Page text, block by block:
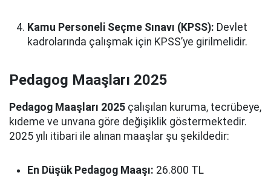
Kamu Personeli Seçme Sınavı (KPSS): Devlet
kadrolarında çalışmak için KPSS’ye girilmelidir.
Pedagog Maaşları 2025
Pedagog Maaşları 2025 çalışılan kuruma, tecrübeye,
kıdeme ve unvana göre değişiklik göstermektedir.
2025 yılı itibari ile alınan maaşlar şu şekildedir:
En Düşük Pedagog Maaşı: 26.800 TL